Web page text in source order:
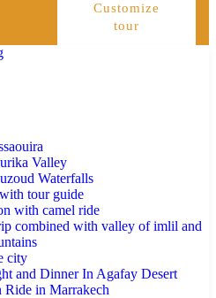
Customize
tour
Valley
Waterfalls
tour guide
with camel ride
combined with valley of imlil and
city
and Dinner In Agafay Desert
in Marrakech